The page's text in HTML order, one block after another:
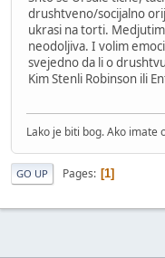
drushtveno/socijalno
ukrasi na torti.
neodoljiva. I volim
svejedno da li o
Kim Stenli Robinson ili
Lako je biti bog. Ako imate
GO UP Pages 1